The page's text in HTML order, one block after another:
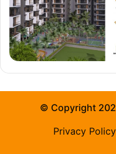
© Copyright
Privacy Policy